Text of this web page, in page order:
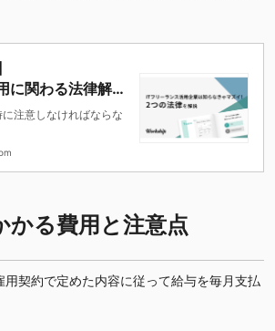
に関わる法律解説
に注意しなければならな
かる費用と注意点
用契約で定めた内容に従って給与を毎月支払